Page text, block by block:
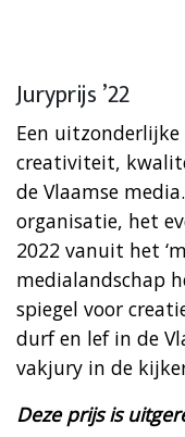
Juryprijs ’22
Een
creativiteit,
de Vlaamse
organisatie, het
2022 vanuit het
medialandschap
spiegel voor
durf en lef in de
vakjury in de
Deze prijs is